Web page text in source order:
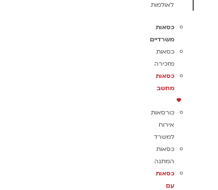
לאולמות
כסאות
משרדיים
כסאות
מזכירה
כסאות
מחשב
כורסאות
אירוח
למשרד
כסאות
המתנה
כסאות
עם